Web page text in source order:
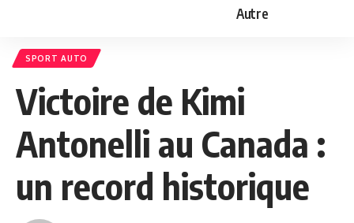
Autre
SPORT AUTO
Victoire de Kimi
Antonelli au Canada :
un record historique